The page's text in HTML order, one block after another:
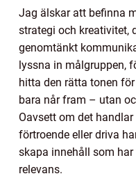
Jag älskar att befinna
strategi och kreativitet,
genomtänkt
lyssna in målgruppen,
hitta den rätta tonen
bara når fram – utan
Oavsett om det
förtroende eller driva
skapa innehåll som
relevans.